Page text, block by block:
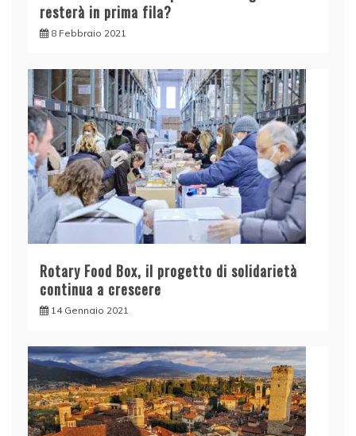
resterà in prima fila?
8 Febbraio 2021
Rotary Food Box, il progetto di solidarietà
continua a crescere
14 Gennaio 2021